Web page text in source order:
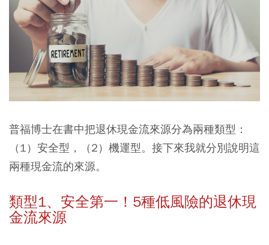
普福博士在書中把退休現金流來源分為兩種類型：
（1）安全型，（2）機運型。接下來我就分別說明這
兩種現金流的來源。
類型1、安全第一！5種低風險的退休現
金流來源